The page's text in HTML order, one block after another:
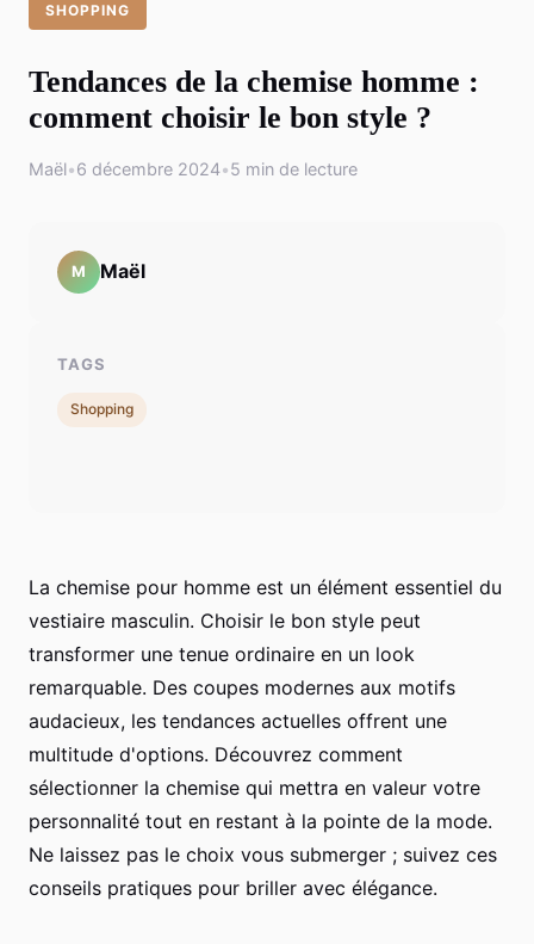
SHOPPING
Tendances de la chemise homme :
comment choisir le bon style ?
Maël•6 décembre 2024•5 min de lecture
La chemise pour homme est un élément essentiel du
vestiaire masculin. Choisir le bon style peut
transformer une tenue ordinaire en un look
remarquable. Des coupes modernes aux motifs
audacieux, les tendances actuelles offrent une
multitude d'options. Découvrez comment
sélectionner la chemise qui mettra en valeur votre
personnalité tout en restant à la pointe de la mode.
Ne laissez pas le choix vous submerger ; suivez ces
conseils pratiques pour briller avec élégance.
M Maël
TAGS
Shopping